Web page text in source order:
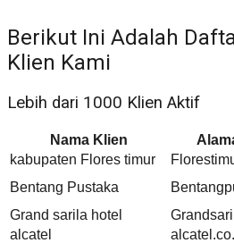
Berikut Ini Adalah
Klien Kami
Lebih dari 1000 Klien Aktif
Nama Klien
kabupaten Flores timur
Bentang Pustaka
Grand sarila hotel
alcatel